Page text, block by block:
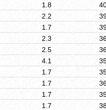
1.8
2.2
1.7
2.3
2.5
4.1
1.7
1.7
1.7
1.7